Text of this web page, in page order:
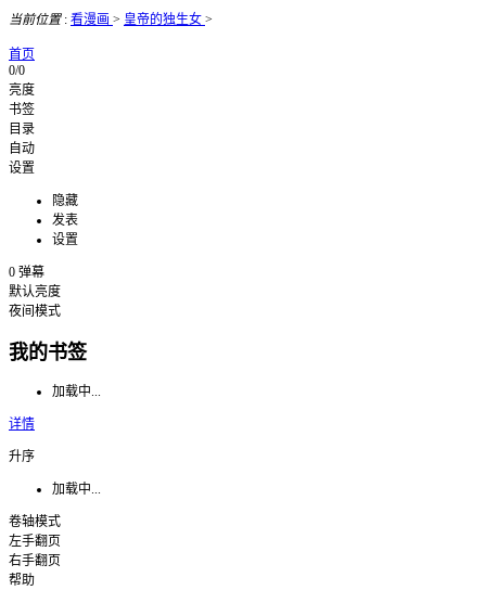
当前位置: 看漫画 > 皇帝的独生女 >
首页
0/0
亮度
书签
目录
自动
设置
隐藏
发表
设置
0 弹幕
默认亮度
夜间模式
我的书签
加载中...
详情
升序
加载中...
卷轴模式
左手翻页
右手翻页
帮助